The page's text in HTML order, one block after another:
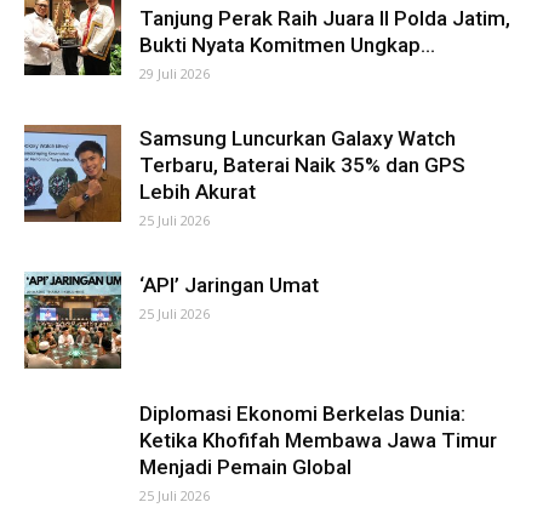
Tanjung Perak Raih Juara II Polda Jatim,
Bukti Nyata Komitmen Ungkap...
29 Juli 2026
Samsung Luncurkan Galaxy Watch
Terbaru, Baterai Naik 35% dan GPS
Lebih Akurat
25 Juli 2026
‘API’ Jaringan Umat
25 Juli 2026
Diplomasi Ekonomi Berkelas Dunia:
Ketika Khofifah Membawa Jawa Timur
Menjadi Pemain Global
25 Juli 2026